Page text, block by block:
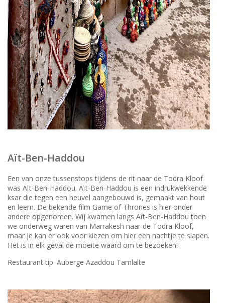
Aït-Ben-Haddou
Een van onze tussenstops tijdens de rit naar de Todra Kloof
was Aït-Ben-Haddou. Aït-Ben-Haddou is een indrukwekkende
ksar die tegen een heuvel aangebouwd is, gemaakt van hout
en leem. De bekende film Game of Thrones is hier onder
andere opgenomen. Wij kwamen langs Aït-Ben-Haddou toen
we onderweg waren van Marrakesh naar de Todra Kloof,
maar je kan er ook voor kiezen om hier een nachtje te slapen.
Het is in elk geval de moeite waard om te bezoeken!
Restaurant tip: Auberge Azaddou Tamlalte